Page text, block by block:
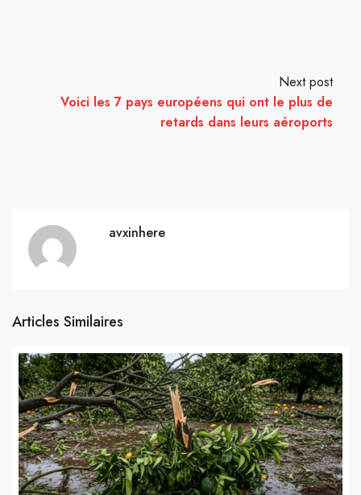
Next post
Voici les 7 pays européens qui ont le plus de
retards dans leurs aéroports
avxinhere
Articles Similaires